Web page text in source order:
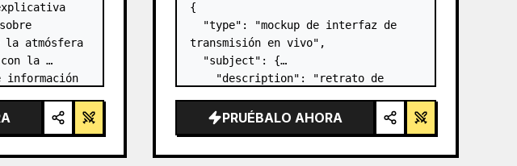
) sobre
la atmósfera
la
información
{
  "type": "mockup de interfaz de
transmisión en vivo",
  "subject": {
una camiseta negra con un gráfico
de esquema técnico en blanco",
PRUÉBALO AHORA